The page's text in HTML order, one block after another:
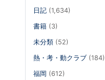
日記 (1,634)
書籍 (3)
未分類 (52)
熱・考・動クラブ (184)
福岡 (612)